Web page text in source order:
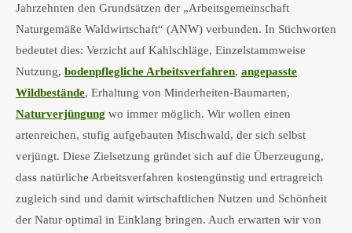
Jahrzehnten den Grundsätzen der „Arbeitsgemeinschaft
Naturgemäße Waldwirtschaft“ (ANW) verbunden. In Stichworten
bedeutet dies: Verzicht auf Kahlschläge, Einzelstammweise
Nutzung, bodenpflegliche Arbeitsverfahren, angepasste
Wildbestände, Erhaltung von Minderheiten-Baumarten,
Naturverjüngung wo immer möglich. Wir wollen einen
artenreichen, stufig aufgebauten Mischwald, der sich selbst
verjüngt. Diese Zielsetzung gründet sich auf die Überzeugung,
dass natürliche Arbeitsverfahren kostengünstig und ertragreich
zugleich sind und damit wirtschaftlichen Nutzen und Schönheit
der Natur optimal in Einklang bringen. Auch erwarten wir von